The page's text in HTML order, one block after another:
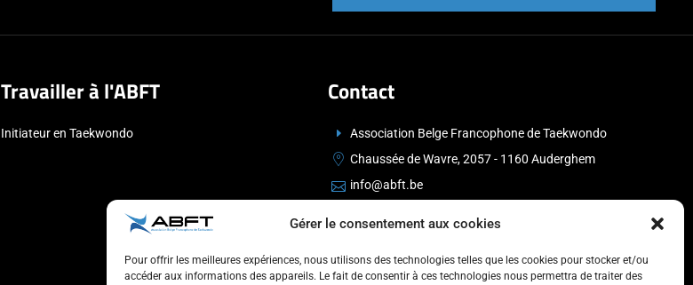
Gérer le consentement aux cookies
Pour offrir les meilleures expériences, nous utilisons des technologies telles que les cookies pour stocker et/ou
accéder aux informations des appareils. Le fait de consentir à ces technologies nous permettra de traiter des
Travailler à l'ABFT
Initiateur en Taekwondo
Contact
Association Belge Francophone de Taekwondo
Chaussée de Wavre, 2057 - 1160 Auderghem
info@abft.be